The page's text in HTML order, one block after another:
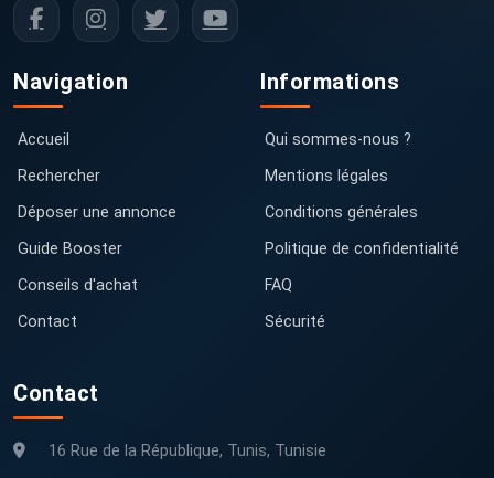
Navigation
Accueil
Rechercher
Déposer une annonce
Guide Booster
Conseils d'achat
Contact
Informations
Qui sommes-nous ?
Mentions légales
Conditions générales
Politique de confidentialité
FAQ
Sécurité
Contact
16 Rue de la République, Tunis, Tunisie